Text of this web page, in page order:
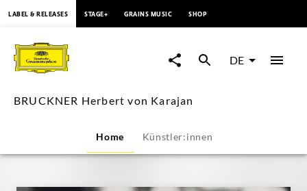
BRUCKNER
Herbert
von
|
LABEL & RELEASES STAGE+ GRAINS MUSIC SHOP
DE
BRUCKNER Herbert von Karajan
Home Künstler:innen